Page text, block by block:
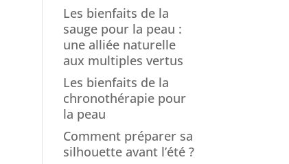
Les bienfaits de la
sauge pour la peau :
une alliée naturelle
aux multiples vertus
Les bienfaits de la
chronothérapie pour
la peau
Comment préparer sa
silhouette avant l’été ?